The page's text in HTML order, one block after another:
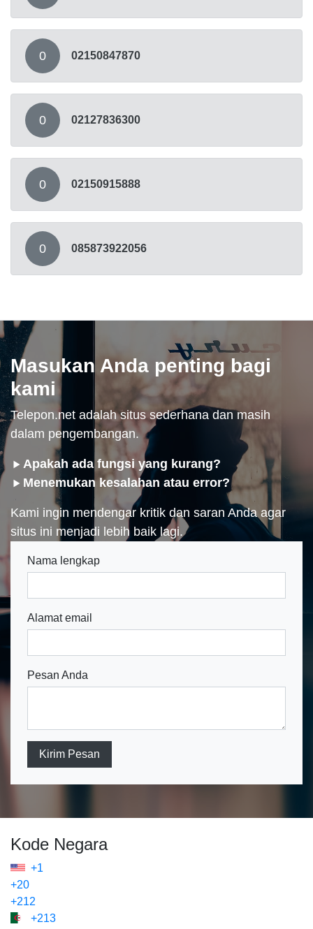
0 02150847870
0 02127836300
0 02150915888
0 085873922056
Masukan Anda penting bagi
kami
Telepon.net adalah situs sederhana dan masih
dalam pengembangan.
Apakah ada fungsi yang kurang?
Menemukan kesalahan atau error?
Kami ingin mendengar kritik dan saran Anda agar
situs ini menjadi lebih baik lagi.
Nama lengkap
Alamat email
Pesan Anda
Kirim Pesan
Kode Negara
+1
+20
+212
+213